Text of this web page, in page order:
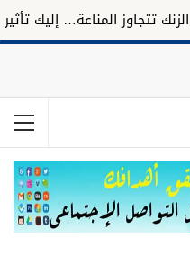
تتجاوز المناعة… إليك تأثيره